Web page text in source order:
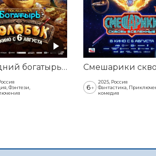
Последний богатырь. Колобок
Фэнтези,
6+
2025, Россия
Фантастика,
комедия